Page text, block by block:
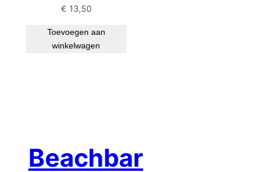
€ 13,50
Toevoegen aan
winkelwagen
Beachbar